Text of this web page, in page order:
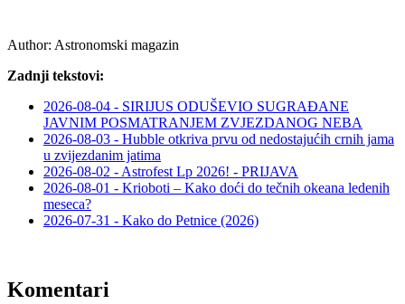
Author: Astronomski magazin
Zadnji tekstovi:
2026-08-04 - SIRIJUS ODUŠEVIO SUGRAĐANE
JAVNIM POSMATRANJEM ZVJEZDANOG NEBA
2026-08-03 - Hubble otkriva prvu od nedostajućih crnih jama
u zvijezdanim jatima
2026-08-02 - Astrofest Lp 2026! - PRIJAVA
2026-08-01 - Krioboti – Kako doći do tečnih okeana ledenih
meseca?
2026-07-31 - Kako do Petnice (2026)
Komentari